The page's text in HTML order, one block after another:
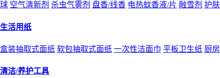
球 空气清新剂 杀虫气雾剂 盘香/线香 电热蚊香液/片 融雪剂 护
生活用纸
盒装抽取式面纸 软包抽取式面纸 一次性洁面巾 平板卫生纸 厨
清洁/养护工具